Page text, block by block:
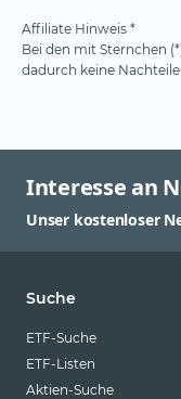
Affiliate Hinweis *
Bei den mit Sternchen
dadurch keine
Interesse an
Unser kostenloser
Suche
ETF-Suche
ETF-Listen
Aktien-Suche